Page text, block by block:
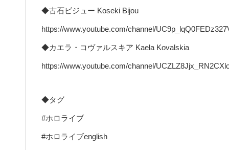
◆古石ビジュー Koseki Bijou
https://www.youtube.com/channel/
◆カエラ・コヴァルスキア Kaela Kovalskia
https://www.youtube.com/channel/
◆タグ
#ホロライブ
#ホロライブenglish